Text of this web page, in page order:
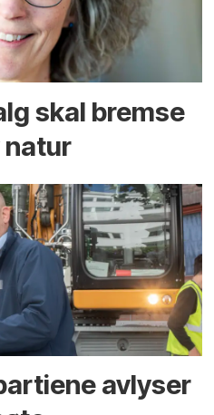
skal bremse
natur
avlyser